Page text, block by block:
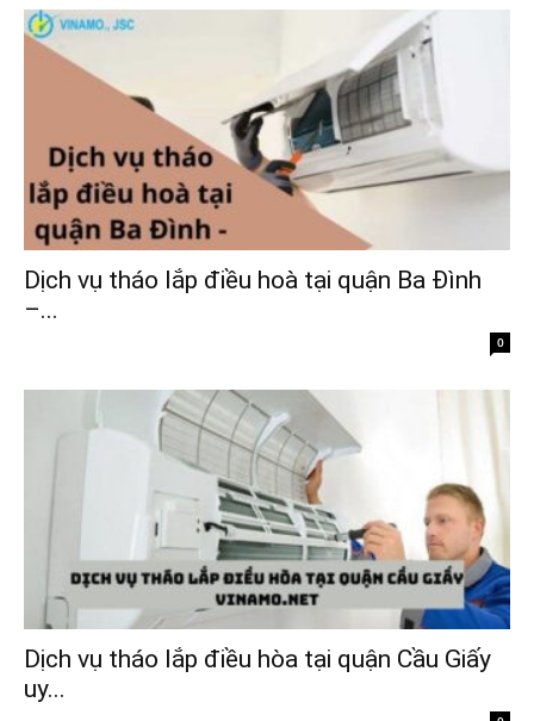
Dịch vụ tháo lắp điều hoà tại quận Ba Đình
–...
0
Dịch vụ tháo lắp điều hòa tại quận Cầu Giấy
uy...